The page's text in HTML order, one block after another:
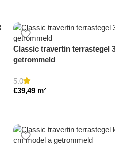
Classic travertin terrastegel
getrommeld
5.0
€39,49 m²